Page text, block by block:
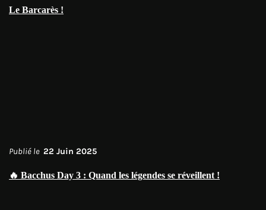
Le Barcarès !
Publié le 22 Juin 2025
🔥 Bacchus Day 3 : Quand les légendes se réveillent !